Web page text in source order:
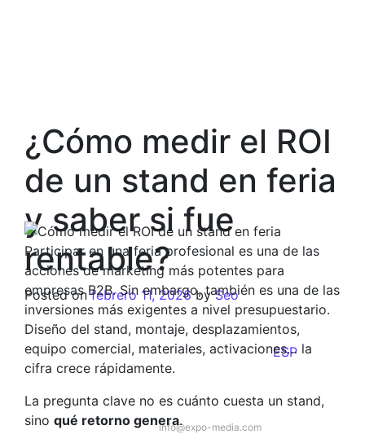
ESP
info@expo-media.com
¿Cómo medir el ROI
de un stand en feria
y saber si fue
rentable?
Posted onfebrero 11, 2026by Seo
Participar en una feria profesional es una de las
acciones de marketing más potentes para
empresas B2B. Sin embargo, también es una de las
inversiones más exigentes a nivel presupuestario.
Diseño del stand, montaje, desplazamientos,
equipo comercial, materiales, activaciones… la
cifra crece rápidamente.
La pregunta clave no es cuánto cuesta un stand,
sino qué retorno genera.